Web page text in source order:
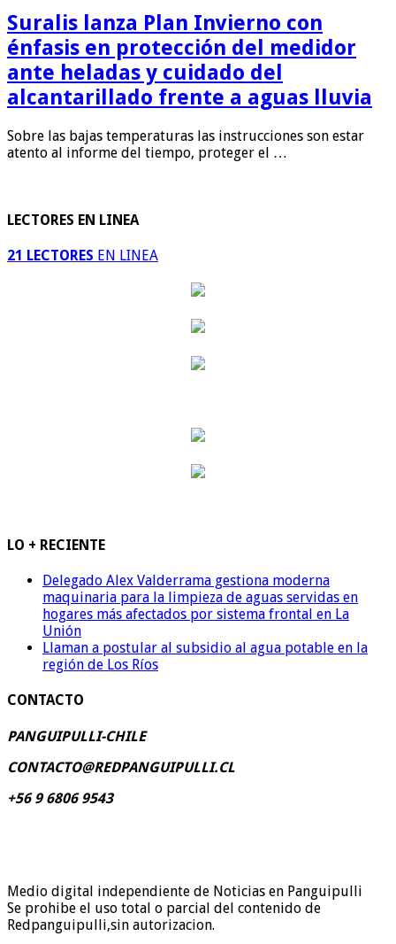
Suralis lanza Plan Invierno con
énfasis en protección del medidor
ante heladas y cuidado del
alcantarillado frente a aguas lluvia
Sobre las bajas temperaturas las instrucciones son estar
atento al informe del tiempo, proteger el …
LECTORES EN LINEA
21 LECTORES EN LINEA
LO + RECIENTE
Delegado Alex Valderrama gestiona moderna
maquinaria para la limpieza de aguas servidas en
hogares más afectados por sistema frontal en La
Unión
Llaman a postular al subsidio al agua potable en la
región de Los Ríos
CONTACTO
PANGUIPULLI-CHILE
CONTACTO@REDPANGUIPULLI.CL
+56 9 6806 9543
Medio digital independiente de Noticias en Panguipulli
Se prohibe el uso total o parcial del contenido de
Redpanguipulli,sin autorizacion.